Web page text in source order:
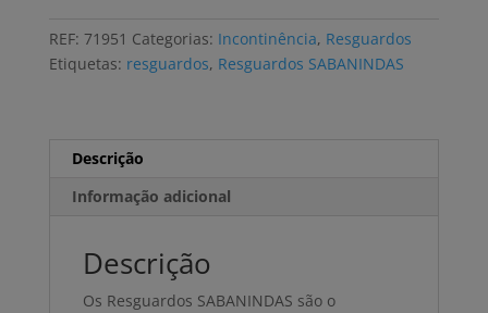
60x90
REF: 71951 Categorias: Incontinência, Resguardos
Etiquetas: resguardos, Resguardos SABANINDAS
Descrição
Informação adicional
Descrição
Os Resguardos SABANINDAS são o